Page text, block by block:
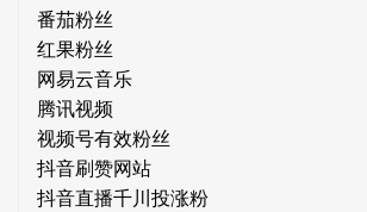
番茄粉丝
红果粉丝
网易云音乐
腾讯视频
视频号有效粉丝
抖音刷赞网站
抖音直播千川投涨粉